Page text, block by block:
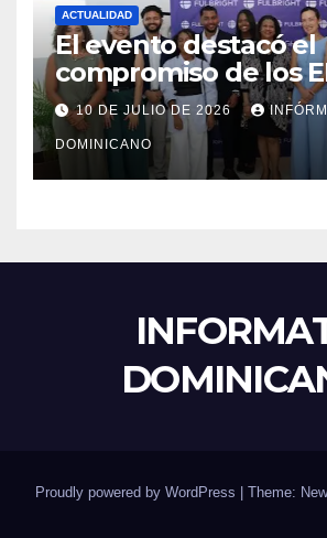
ACTUALIDAD
El evento destacó el
compromiso de los
el liderazgo, la
excelencia
más de ocho
10 DE JULIO DE 2026
DOMINICANO
Proudly powered by WordPress Theme: